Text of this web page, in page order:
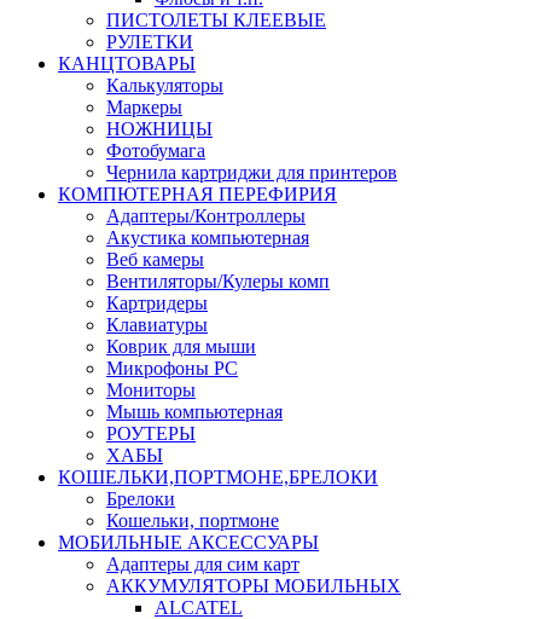
ПИСТОЛЕТЫ КЛЕЕВЫЕ
РУЛЕТКИ
КАНЦТОВАРЫ
Калькуляторы
Маркеры
НОЖНИЦЫ
Фотобумага
Чернила картриджи для принтеров
КОМПЮТЕРНАЯ ПЕРЕФИРИЯ
Адаптеры/Контроллеры
Акустика компьютерная
Веб камеры
Вентиляторы/Кулеры комп
Картридеры
Клавиатуры
Коврик для мыши
Микрофоны PC
Мониторы
Мышь компьютерная
РОУТЕРЫ
ХАБЫ
КОШЕЛЬКИ,ПОРТМОНЕ,БРЕЛОКИ
Брелоки
Кошельки, портмоне
МОБИЛЬНЫЕ АКСЕССУАРЫ
Адаптеры для сим карт
АККУМУЛЯТОРЫ МОБИЛЬНЫХ
ALCATEL